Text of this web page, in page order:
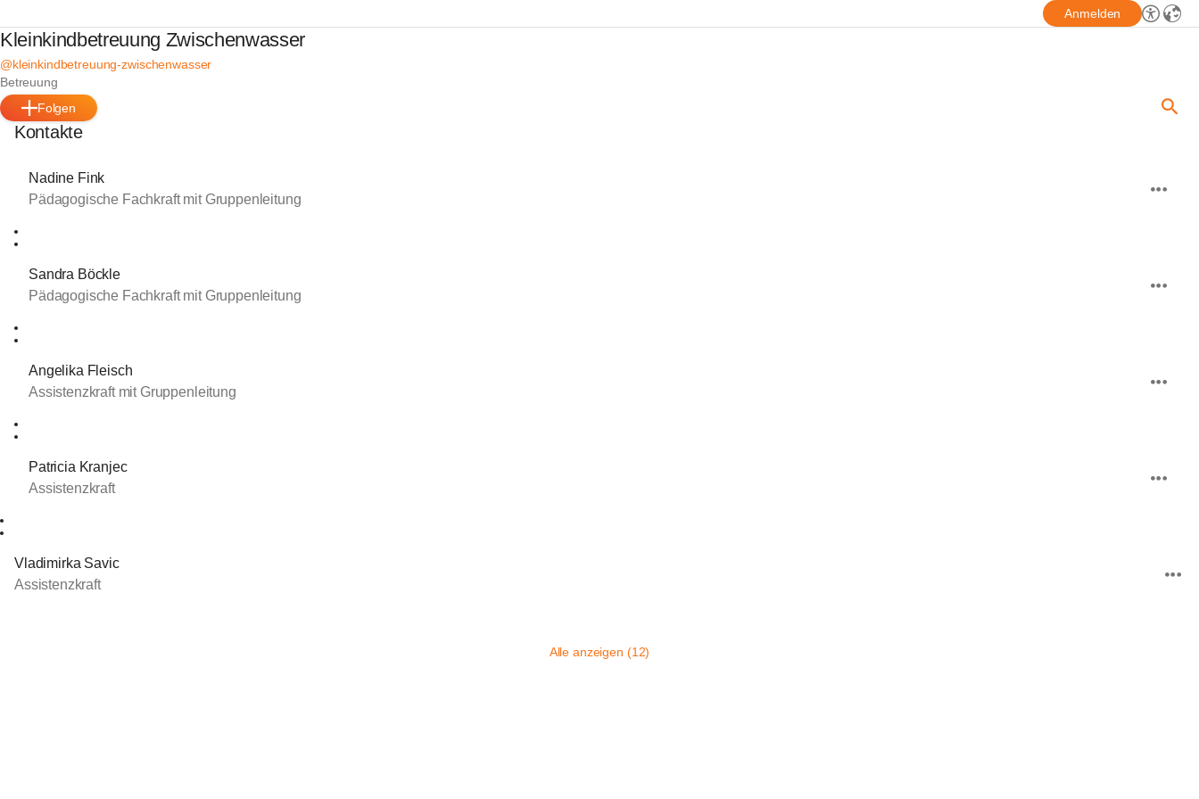
Anmelden
Kleinkindbetreuung Zwischenwasser
@kleinkindbetreuung-zwischenwasser
Betreuung
Folgen
Kontakte
Nadine Fink
Pädagogische Fachkraft mit Gruppenleitung
Sandra Böckle
Pädagogische Fachkraft mit Gruppenleitung
Angelika Fleisch
Assistenzkraft mit Gruppenleitung
Patricia Kranjec
Assistenzkraft
Vladimirka Savic
Assistenzkraft
Alle anzeigen (12)